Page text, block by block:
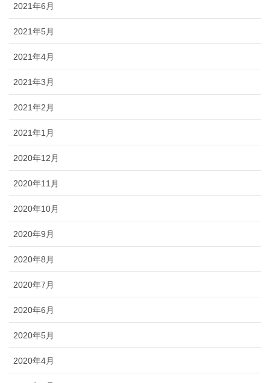
2021年6月
2021年5月
2021年4月
2021年3月
2021年2月
2021年1月
2020年12月
2020年11月
2020年10月
2020年9月
2020年8月
2020年7月
2020年6月
2020年5月
2020年4月